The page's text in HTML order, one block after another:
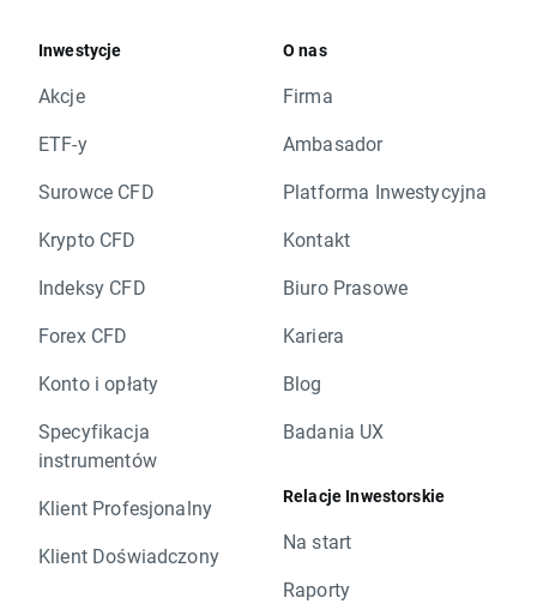
Inwestycje
Akcje
ETF-y
Surowce CFD
Krypto CFD
Indeksy CFD
Forex CFD
Konto i opłaty
Specyfikacja
instrumentów
Klient Profesjonalny
Klient Doświadczony
O nas
Firma
Ambasador
Platforma Inwestycyjna
Kontakt
Biuro Prasowe
Kariera
Blog
Badania UX
Relacje Inwestorskie
Na start
Raporty